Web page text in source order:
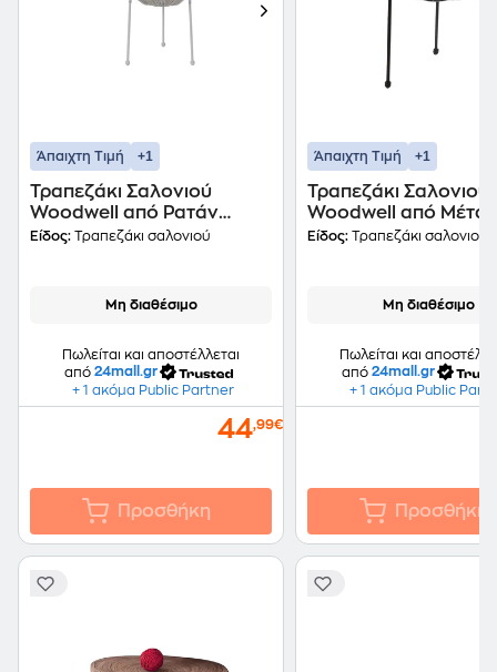
Άπαιχτη Τιμή +1
Τραπεζάκι Σαλονιού
Woodwell από Ρατάν
Acapulco C43704
Είδος: Τραπεζάκι σαλονιού
Μη διαθέσιμο
Πωλείται και αποστέλλεται
από 24mall.gr
+ 1 ακόμα Public Partner
44,99€
Προσθήκη
Άπαιχτη Τιμή +1
Τραπεζάκι Σαλονιού
Woodwell από
Πλαστικό C35948
Είδος: Τραπεζάκι σαλονιού
Μη διαθέσιμο
Πωλείται και
από 24mall.gr
+ 1 ακόμα Public
Προσθήκη